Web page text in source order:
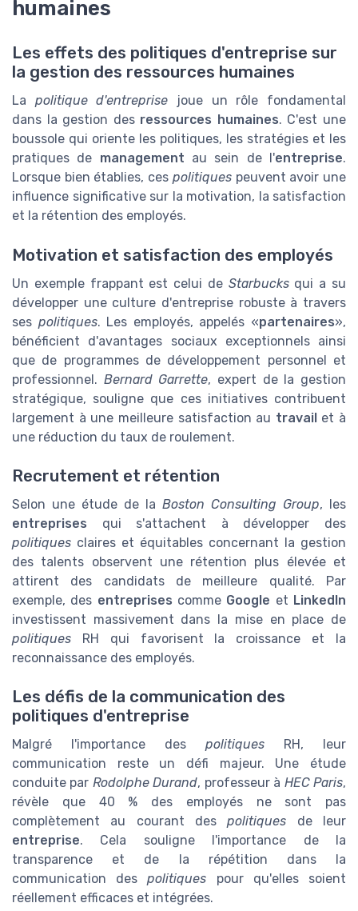
humaines
Les effets des politiques d'entreprise sur
la gestion des ressources humaines
La politique d'entreprise joue un rôle fondamental
dans la gestion des ressources humaines. C'est une
boussole qui oriente les politiques, les stratégies et les
pratiques de management au sein de l'entreprise.
Lorsque bien établies, ces politiquespeuvent avoir une
influence significative sur la motivation, la satisfaction
et la rétention des employés.
Motivation et satisfaction des employés
Un exemple frappant est celui de Starbucksqui a su
développer une culture d'entreprise robuste à travers
ses politiques. Les employés, appelés «partenaires»,
bénéficient d'avantages sociaux exceptionnels ainsi
que de programmes de développement personnel et
professionnel. Bernard Garrette, expert de la gestion
stratégique, souligne que ces initiatives contribuent
largement à une meilleure satisfaction au travailet à
une réduction du taux de roulement.
Recrutement et rétention
Selon une étude de la Boston Consulting Group, les
entreprises qui s'attachent à développer des
politiques claires et équitables concernant la gestion
des talents observent une rétention plus élevée et
attirent des candidats de meilleure qualité. Par
exemple, des entreprises comme Google et LinkedIn
investissent massivement dans la mise en place de
politiques RH qui favorisent la croissance et la
reconnaissance des employés.
Les défis de la communication des
politiques d'entreprise
Malgré l'importance des politiques RH, leur
communication reste un défi majeur. Une étude
conduite par Rodolphe Durand, professeur à HEC Paris,
révèle que 40 % des employés ne sont pas
complètement au courant despolitiques de leur
entreprise. Cela souligne l'importance de la
transparence et de la répétition dans la
communication despolitiques pour qu'elles soient
réellement efficaces et intégrées.